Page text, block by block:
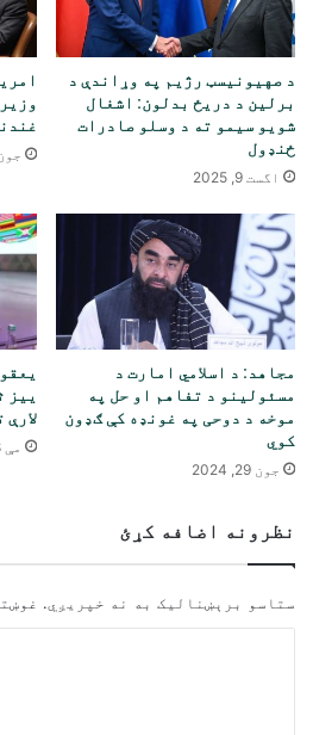
د صهیونیسټ رژیم په وړاندې د
برلین د دریځ بدلون: اشغال
شویو سیمو ته د وسلو صادرات
ځنډول
اگست 9, 2025
جون 11,
مجاهد: د اسلامي امارت د
مسئولینو د تفاهم او حل په
موخه د دوحی په غونډه کې ګډون
کوي
جون 29, 2024
ییز
مې 28, 2026
نظرونه اضافه کړئ
ستاسو برېښناليک به نه خپريږي.